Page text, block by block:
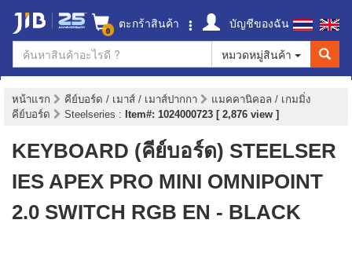
0 ตะกร้าสินค้า
บัญชีของฉัน
หมวดหมู่สินค้า
หน้าแรก คีย์บอร์ด / เมาส์ / เมาส์ปากกา
แมคคานิคอล / เกมมิ่ง
คีย์บอร์ด
Steelseries : Item#: 1024000723 [ 2,876 view ]
KEYBOARD (คีย์บอร์ด) STEELSER
IES APEX PRO MINI OMNIPOINT
2.0 SWITCH RGB EN - BLACK